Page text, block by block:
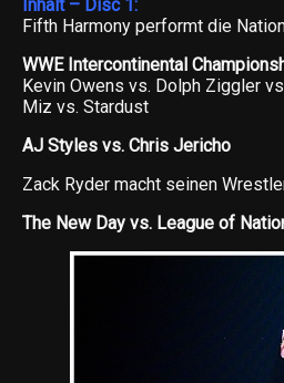
Inhalt – Disc 1:
Fifth Harmony performt die
WWE Intercontinental
Kevin Owens vs. Dolph Ziggler
Miz vs. Stardust
AJ Styles vs. Chris Jericho
Zack Ryder macht seinen
The New Day vs. League of